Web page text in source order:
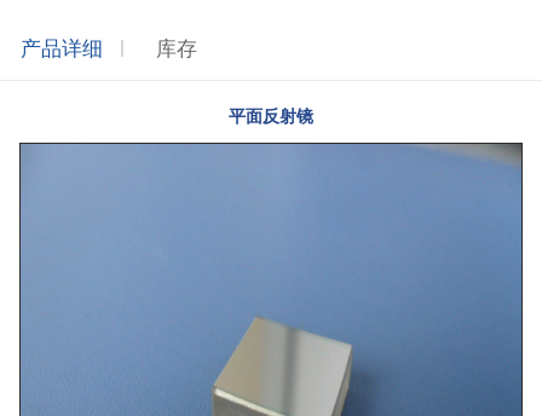
产品详细 库存
平面反射镜